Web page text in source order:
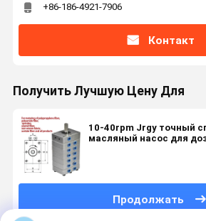
+86-186-4921-7906
Контакт
Получить Лучшую Цену Для
10-40rpm Jrgy точный
масляный насос для
Продолжать